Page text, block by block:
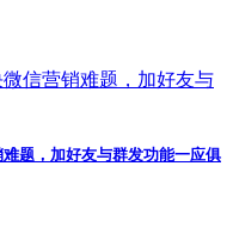
题，加好友与群发功能一应俱